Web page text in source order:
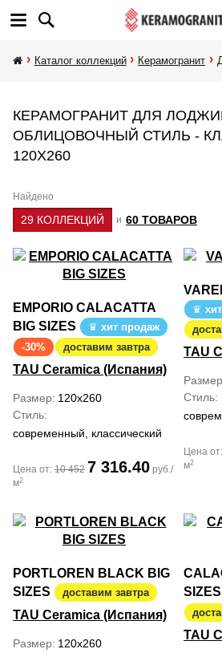
Каталог коллекций Керамогранит
КЕРАМОГРАНИТ ДЛЯ
ОБЛИЦОВОЧНЫЙ СТИЛЬ -
120Х260
Найдено
29 КОЛЛЕКЦИЙ и 60 ТОВАРОВ
EMPORIO CALACATTA
BIG SIZES
хит продаж
-30%
доставим завтра
TAU Ceramica (Испания)
Размер 120x260
Стиль
современный, классический
Цена от: 10 452 7 316.40 руб./
м2
TAU
Размер
Стиль
Цена от:
м2
PORTLOREN BLACK BIG
SIZES
доставим завтра
TAU Ceramica (Испания)
Размер 120x260
SIZES
TAU